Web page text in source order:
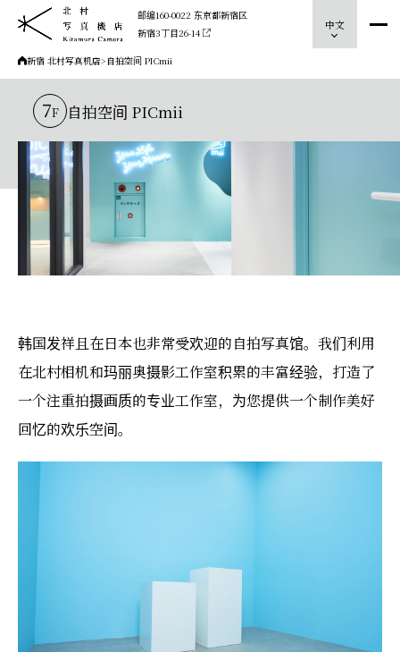
邮编160-0022 东京都新宿区
新宿3丁目26-14
中文
新宿 北村写真机店>自拍空间 PICmii
7F 自拍空间 PICmii
韩国发祥且在日本也非常受欢迎的自拍写真馆。我们利用
在北村相机和玛丽奥摄影工作室积累的丰富经验，打造了
一个注重拍摄画质的专业工作室，为您提供一个制作美好
回忆的欢乐空间。